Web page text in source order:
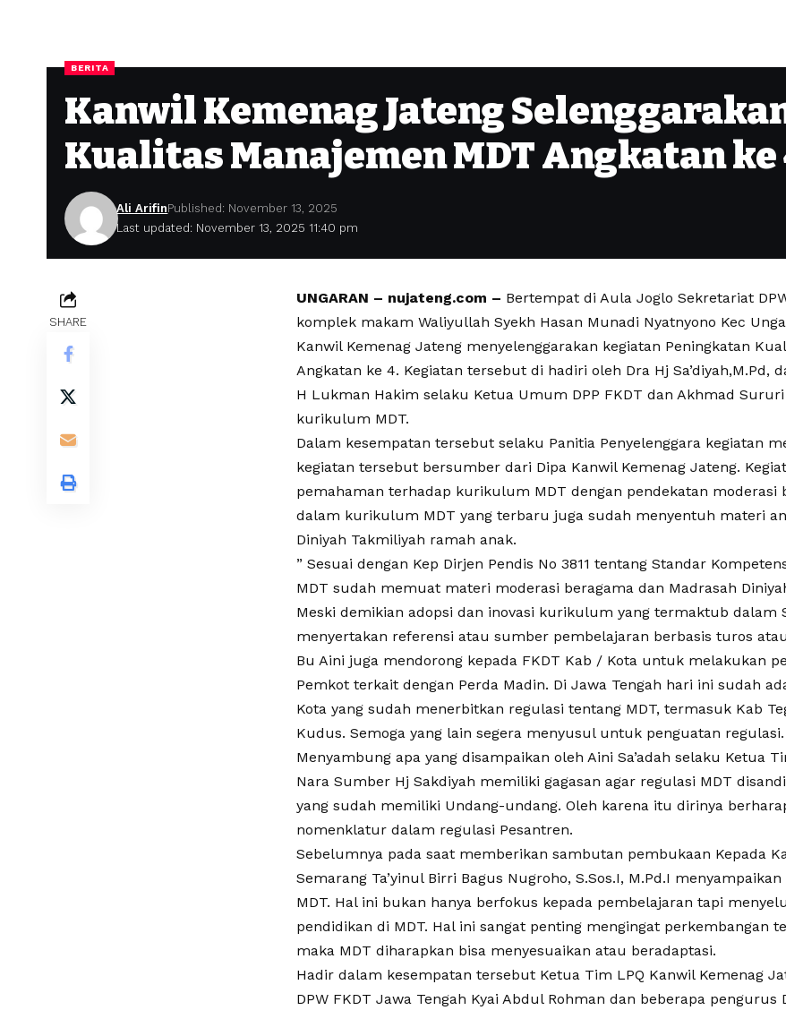
BERITA
Kanwil Kemenag Jateng
Kualitas Manajemen MDT Angkatan ke
Last updated: November 13, 2025 11:40 pm
Ali ArifinPublished: November 13, 2025
SHARE
UNGARAN – nujateng.com – Bertempat di Aula Joglo Sekretariat
komplek makam Waliyullah Syekh Hasan Munadi Nyatnyono Kec
Kanwil Kemenag Jateng menyelenggarakan kegiatan Peningkatan
Angkatan ke 4. Kegiatan tersebut di hadiri oleh Dra Hj Sa’diyah,M.Pd,
H Lukman Hakim selaku Ketua Umum DPP FKDT dan Akhmad
kurikulum MDT.
Dalam kesempatan tersebut selaku Panitia Penyelenggara kegiatan
kegiatan tersebut bersumber dari Dipa Kanwil Kemenag Jateng.
pemahaman terhadap kurikulum MDT dengan pendekatan moderasi
dalam kurikulum MDT yang terbaru juga sudah menyentuh materi
Diniyah Takmiliyah ramah anak.
” Sesuai dengan Kep Dirjen Pendis No 3811 tentang Standar
MDT sudah memuat materi moderasi beragama dan Madrasah
Meski demikian adopsi dan inovasi kurikulum yang termaktub dalam
menyertakan referensi atau sumber pembelajaran berbasis turos
Bu Aini juga mendorong kepada FKDT Kab / Kota untuk melakukan
Pemkot terkait dengan Perda Madin. Di Jawa Tengah hari ini sudah
Kota yang sudah menerbitkan regulasi tentang MDT, termasuk Kab
Kudus. Semoga yang lain segera menyusul untuk penguatan regulasi.
Menyambung apa yang disampaikan oleh Aini Sa’adah selaku Ketua
Nara Sumber Hj Sakdiyah memiliki gagasan agar regulasi MDT
yang sudah memiliki Undang-undang. Oleh karena itu dirinya
nomenklatur dalam regulasi Pesantren.
Sebelumnya pada saat memberikan sambutan pembukaan Kepada
Semarang Ta’yinul Birri Bagus Nugroho, S.Sos.I, M.Pd.I
MDT. Hal ini bukan hanya berfokus kepada pembelajaran tapi
pendidikan di MDT. Hal ini sangat penting mengingat perkembangan
maka MDT diharapkan bisa menyesuaikan atau beradaptasi.
Hadir dalam kesempatan tersebut Ketua Tim LPQ Kanwil Kemenag
DPW FKDT Jawa Tengah Kyai Abdul Rohman dan beberapa pengurus